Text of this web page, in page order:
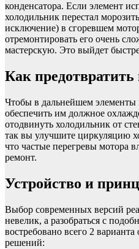
конденсатора. Если элемент
холодильник перестал
исключение) в сгоревшем
отремонтировать его очень
мастерскую. Это выйдет
Как предотвратить
Чтобы в дальнейшем элементы
обеспечить им должное
отодвинуть холодильник от
так вы улучшите циркуляцию
что частые перегревы мотора
ремонт.
Устройство и
Выбор современных версий
невелик, а разобраться с
востребовано всего 2
решений: